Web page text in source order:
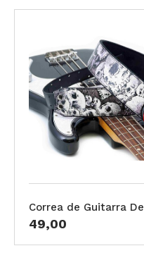
Correa de Guitarra
49,00